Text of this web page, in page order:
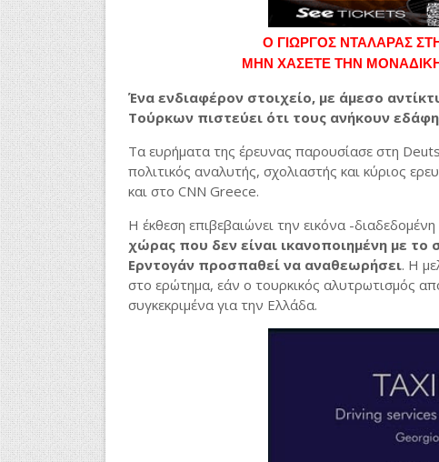
Ο ΓΙΩΡΓΟΣ ΝΤΑΛΑΡΑΣ
ΜΗΝ ΧΑΣΕΤΕ ΤΗΝ
Ένα ενδιαφέρον στοιχείο, με άμεσο
Τούρκων πιστεύει ότι τους ανήκουν
Τα ευρήματα της έρευνας παρουσίασε στη
πολιτικός αναλυτής, σχολιαστής και κύριος
και στο CNN Greece.
Η έκθεση επιβεβαιώνει την εικόνα -
χώρας που δεν είναι ικανοποιημένη με
Ερντογάν προσπαθεί να αναθεωρήσει. Η
στο ερώτημα, εάν ο τουρκικός αλυτρωτισμός
συγκεκριμένα για την Ελλάδα.